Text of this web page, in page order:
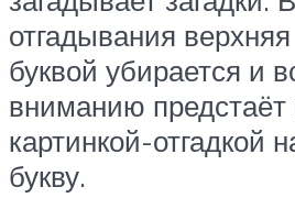
отгадывания
буквой убирается и
вниманию
картинкой-отгадкой
букву.